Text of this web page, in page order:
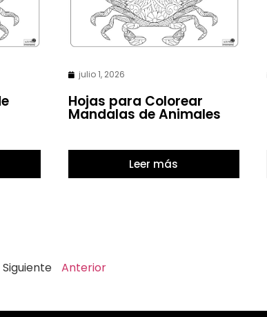
julio 1, 2026
Hojas para Colorear
Mandalas de Animales
Leer más
Siguiente Anterior